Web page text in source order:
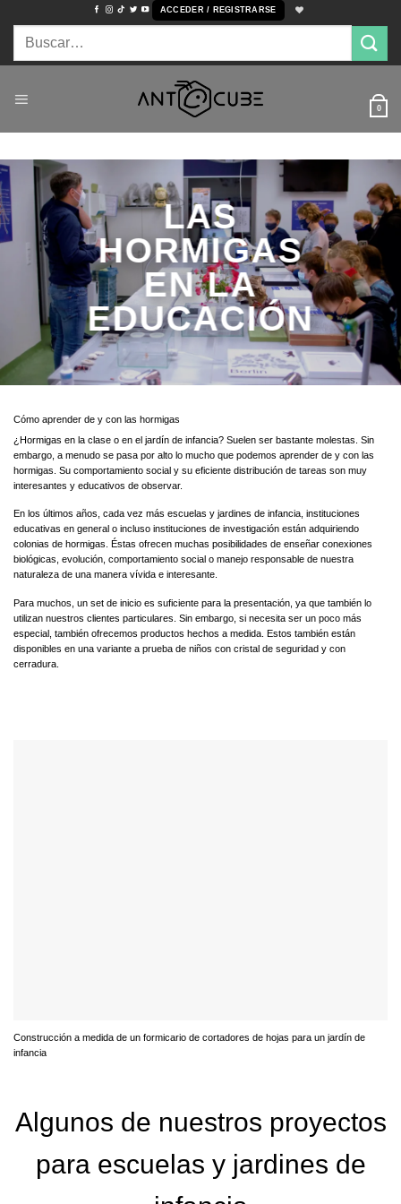
contenido
ACCEDER / REGISTRARSE
Buscar
0
LAS
HORMIGAS
EN LA
EDUCACIÓN
Cómo aprender de y con las hormigas
¿Hormigas en la clase o en el jardín de infancia? Suelen ser bastante molestas. Sin
embargo, a menudo se pasa por alto lo mucho que podemos aprender de y con las
hormigas. Su comportamiento social y su eficiente distribución de tareas son muy
interesantes y educativos de observar.
En los últimos años, cada vez más escuelas y jardines de infancia, instituciones
educativas en general o incluso instituciones de investigación están adquiriendo
colonias de hormigas. Éstas ofrecen muchas posibilidades de enseñar conexiones
biológicas, evolución, comportamiento social o manejo responsable de nuestra
naturaleza de una manera vívida e interesante.
Para muchos, un set de inicio es suficiente para la presentación, ya que también lo
utilizan nuestros clientes particulares. Sin embargo, si necesita ser un poco más
especial, también ofrecemos productos hechos a medida. Estos también están
disponibles en una variante a prueba de niños con cristal de seguridad y con
cerradura.
Construcción a medida de un formicario de cortadores de hojas para un jardín de
infancia
Algunos de nuestros proyectos
para escuelas y jardines de